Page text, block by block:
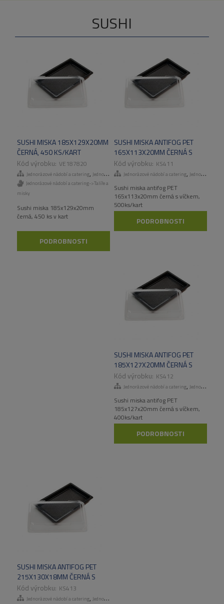
SUSHI
SUSHI MISKA 185X129X20MM
ČERNÁ, 450 KS/KART
VE187820
Jednorázové nádobí a catering, Jednorázové talíře a misky
Jednorázové nádobí a catering->Talíře a
misky
Sushi miska 185x129x20mm
černá, 450 ks v kart
PODROBNOSTI
SUSHI MISKA ANTIFOG PET
165X113X20MM ČERNÁ S
VÍČKEM, 500KS/KART
KS411
Jednorázové nádobí a catering, Jednorázové talíře a misky
Sushi miska antifog PET
165x113x20mm černá s víčkem,
500ks/kart
PODROBNOSTI
SUSHI MISKA ANTIFOG PET
185X127X20MM ČERNÁ S
VÍČKEM, 400KS/KART
KS412
Jednorázové nádobí a catering, Jednorázové talíře a misky
Sushi miska antifog PET
185x127x20mm černá s víčkem,
400ks/kart
PODROBNOSTI
SUSHI MISKA ANTIFOG PET
215X130X18MM ČERNÁ S
VÍČKEM, 200KS/KART
KS413
Jednorázové nádobí a catering, Jednorázové talíře a misky